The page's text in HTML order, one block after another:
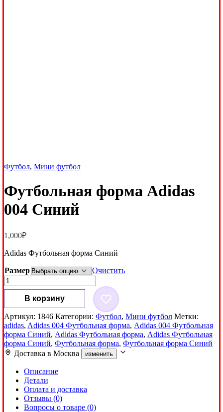
Футбол, Мини футбол
Футбольная форма Adidas
004 Синий
1,000₽
Adidas Футбольная форма Синий
Размер
Очистить
Количество
товара
Футбольная
форма
Adidas
004
Синий
В корзину
Артикул: 1846 Категории: Футбол, Мини футбол Метки:
adidas, Adidas 004 Футбольная форма, Adidas 004 Футбольная
форма Синий, Adidas Футбольная форма, Adidas Футбольная
форма Синий, Футбольная форма, Футбольная форма Синий
Доставка в Москва изменить
Описание
Детали
Оплата и доставка
Отзывы (0)
Вопросы о товаре (0)